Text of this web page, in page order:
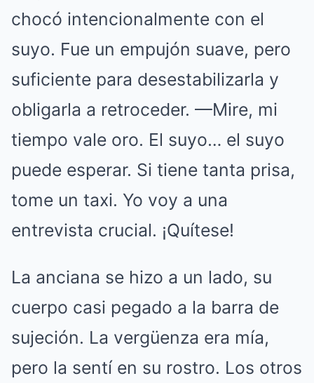
chocó intencionalmente con el
suyo. Fue un empujón suave, pero
suficiente para desestabilizarla y
obligarla a retroceder. —Mire, mi
tiempo vale oro. El suyo… el suyo
puede esperar. Si tiene tanta prisa,
tome un taxi. Yo voy a una
entrevista crucial. ¡Quítese!
La anciana se hizo a un lado, su
cuerpo casi pegado a la barra de
sujeción. La vergüenza era mía,
pero la sentí en su rostro. Los otros